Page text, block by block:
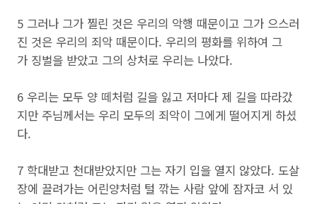
5 그러나 그가 찔린 것은 우리의 악행 때문이고 그가 으스러
진 것은 우리의 죄악 때문이다. 우리의 평화를 위하여 그
가 징벌을 받았고 그의 상처로 우리는 나았다.
6 우리는 모두 양 떼처럼 길을 잃고 저마다 제 길을 따라갔
지만 주님께서는 우리 모두의 죄악이 그에게 떨어지게 하셨
다.
7 학대받고 천대받았지만 그는 자기 입을 열지 않았다. 도살
장에 끌려가는 어린양처럼 털 깎는 사람 앞에 잠자코 서 있